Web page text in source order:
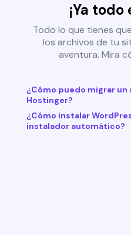
¡Ya
Todo lo que tienes
los archivos de tu
aventura. Mira
¿Cómo puedo migrar un
Hostinger?
¿Cómo instalar
instalador automático?